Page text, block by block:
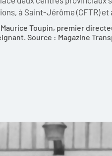
à Saint-Jérôme (CFTR) et
Toupin, premier
Source : Magazine